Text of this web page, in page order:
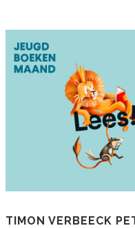
TIMON VERBEECK